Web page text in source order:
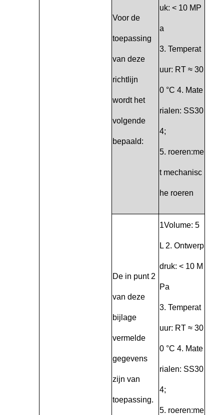
Voor de
toepassing
van deze
richtlijn
wordt het
volgende
bepaald:
uk: < 10 MP
a
3. Temperat
uur: RT ≈ 30
0 °C 4. Mate
rialen: SS30
4;
5. roeren:me
t mechanisc
he roeren
De in punt 2
van deze
bijlage
vermelde
gegevens
zijn van
toepassing.
1Volume: 5
L 2. Ontwerp
druk: < 10 M
Pa
3. Temperat
uur: RT ≈ 30
0 °C 4. Mate
rialen: SS30
4;
5. roeren:me